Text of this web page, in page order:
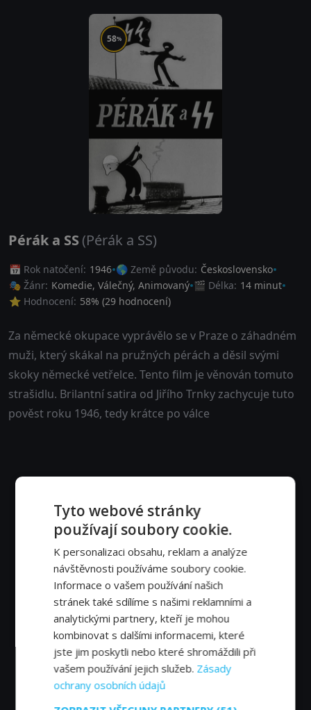
58%
Pérák a SS (Pérák a SS)
📅 Rok natočení: 1946 🌎 Země původu: Československo
🎭 Žánr: Komedie, Válečný, Animovaný 🎬 Délka: 14 minut
⭐ Hodnocení: 58% (29 hodnocení)
Za německé okupace vyprávělo se v Praze o záhadném
muži, který skákal na pružných pérách a děsil svými
skoky německé vetřelce. Tento film je věnován tomuto
strašidlu. Brilantní satira od Jiřího Trnky zachycuje tuto
pověst roku 1946, tedy krátce po válce
Tyto webové stránky
používají soubory cookie.
K personalizaci obsahu, reklam a analýze
návštěvnosti používáme soubory cookie.
Informace o vašem používání našich
stránek také sdílíme s našimi reklamními a
analytickými partnery, kteří je mohou
kombinovat s dalšími informacemi, které
jste jim poskytli nebo které shromáždili při
vašem používání jejich služeb. Zásady
ochrany osobních údajů